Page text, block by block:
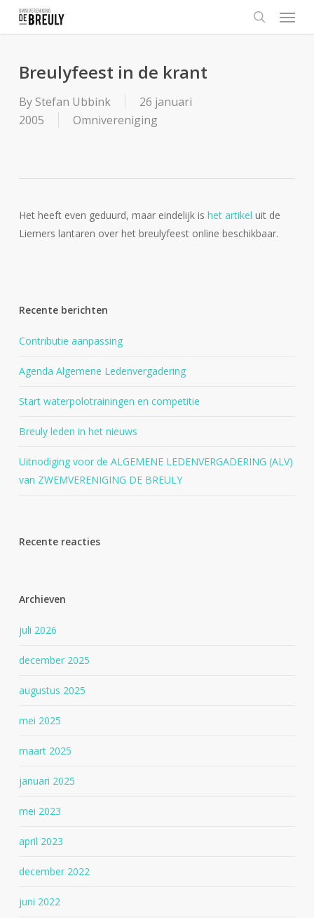
search
Menu
Breulyfeest in de krant
By Stefan Ubbink
26 januari
2005
Omnivereniging
Het heeft even geduurd, maar eindelijk is het artikel uit de
Liemers lantaren over het breulyfeest online beschikbaar.
Recente berichten
Contributie aanpassing
Agenda Algemene Ledenvergadering
Start waterpolotrainingen en competitie
Breuly leden in het nieuws
Uitnodiging voor de ALGEMENE LEDENVERGADERING (ALV)
van ZWEMVERENIGING DE BREULY
Recente reacties
Archieven
juli 2026
december 2025
augustus 2025
mei 2025
maart 2025
januari 2025
mei 2023
april 2023
december 2022
juni 2022